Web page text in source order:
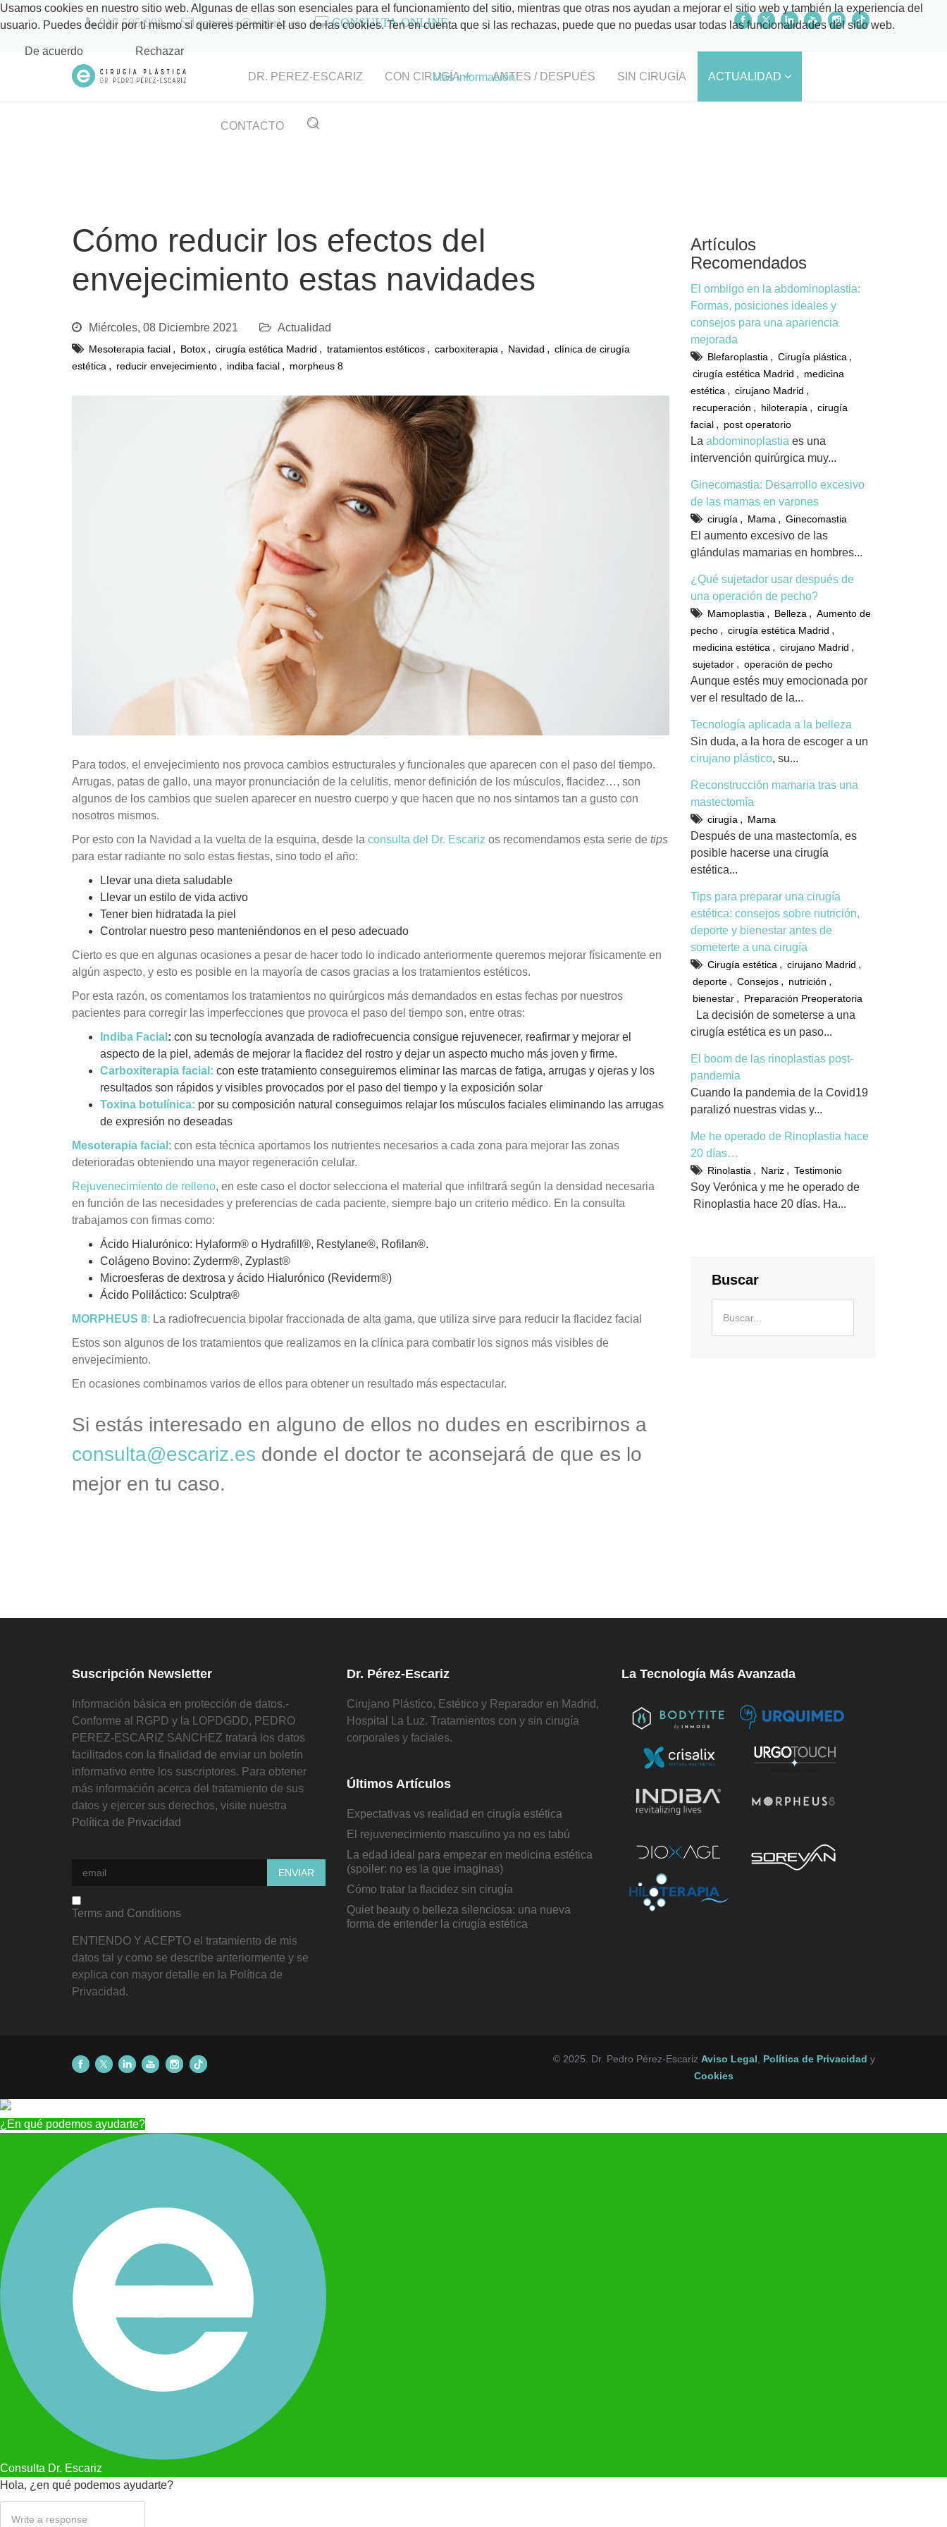
917 505 992 consulta@escariz.es CONSULTA ONLINE
DR. PEREZ-ESCARIZ CON CIRUGÍA ANTES / DESPUÉS SIN CIRUGÍA ACTUALIDAD
CONTACTO
Cómo reducir los efectos del
envejecimiento estas navidades
Miércoles, 08 Diciembre 2021 Actualidad
Mesoterapia facial , Botox , cirugía estética Madrid , tratamientos estéticos , carboxiterapia , Navidad , clínica de cirugía
estética , reducir envejecimiento , indiba facial , morpheus 8
Para todos, el envejecimiento nos provoca cambios estructurales y funcionales que aparecen con el paso del tiempo.
Arrugas, patas de gallo, una mayor pronunciación de la celulitis, menor definición de los músculos, flacidez…, son
algunos de los cambios que suelen aparecer en nuestro cuerpo y que hacen que no nos sintamos tan a gusto con
nosotros mismos.
Por esto con la Navidad a la vuelta de la esquina, desde la consulta del Dr. Escariz os recomendamos esta serie de tips
para estar radiante no solo estas fiestas, sino todo el año:
Llevar una dieta saludable
Llevar un estilo de vida activo
Tener bien hidratada la piel
Controlar nuestro peso manteniéndonos en el peso adecuado
Cierto es que en algunas ocasiones a pesar de hacer todo lo indicado anteriormente queremos mejorar físicamente en
algún aspecto, y esto es posible en la mayoría de casos gracias a los tratamientos estéticos.
Por esta razón, os comentamos los tratamientos no quirúrgicos más demandados en estas fechas por nuestros
pacientes para corregir las imperfecciones que provoca el paso del tiempo son, entre otras:
Indiba Facial : con su tecnología avanzada de radiofrecuencia consigue rejuvenecer, reafirmar y mejorar el
aspecto de la piel, además de mejorar la flacidez del rostro y dejar un aspecto mucho más joven y firme.
Carboxiterapia facial: con este tratamiento conseguiremos eliminar las marcas de fatiga, arrugas y ojeras y los
resultados son rápidos y visibles provocados por el paso del tiempo y la exposición solar
Toxina botulínica: por su composición natural conseguimos relajar los músculos faciales eliminando las arrugas
de expresión no deseadas
Mesoterapia facial : con esta técnica aportamos los nutrientes necesarios a cada zona para mejorar las zonas
deterioradas obteniendo una mayor regeneración celular.
Rejuvenecimiento de relleno, en este caso el doctor selecciona el material que infiltrará según la densidad necesaria
en función de las necesidades y preferencias de cada paciente, siempre bajo un criterio médico. En la consulta
trabajamos con firmas como:
Ácido Hialurónico: Hylaform® o Hydrafill®, Restylane®, Rofilan®.
Colágeno Bovino: Zyderm®, Zyplast®
Microesferas de dextrosa y ácido Hialurónico (Reviderm®)
Ácido Poliláctico: Sculptra®
MORPHEUS 8: La radiofrecuencia bipolar fraccionada de alta gama, que utiliza sirve para reducir la flacidez facial
Estos son algunos de los tratamientos que realizamos en la clínica para combatir los signos más visibles de
envejecimiento.
En ocasiones combinamos varios de ellos para obtener un resultado más espectacular.
Si estás interesado en alguno de ellos no dudes en escribirnos a
consulta@escariz.es donde el doctor te aconsejará de que es lo
mejor en tu caso.
Artículos
Recomendados
El ombligo en la abdominoplastia:
Formas, posiciones ideales y
consejos para una apariencia
mejorada
Blefaroplastia , Cirugía plástica ,
cirugía estética Madrid , medicina
estética , cirujano Madrid ,
recuperación , hiloterapia , cirugía
facial , post operatorio
La abdominoplastia es una
intervención quirúrgica muy...
Ginecomastia: Desarrollo excesivo
de las mamas en varones
cirugía , Mama , Ginecomastia
El aumento excesivo de las
glándulas mamarias en hombres...
¿Qué sujetador usar después de
una operación de pecho?
Mamoplastia , Belleza , Aumento de
pecho , cirugía estética Madrid ,
medicina estética , cirujano Madrid ,
sujetador , operación de pecho
Aunque estés muy emocionada por
ver el resultado de la...
Tecnología aplicada a la belleza
Sin duda, a la hora de escoger a un
cirujano plástico, su...
Reconstrucción mamaria tras una
mastectomía
cirugía , Mama
Después de una mastectomía, es
posible hacerse una cirugía
estética...
Tips para preparar una cirugía
estética: consejos sobre nutrición,
deporte y bienestar antes de
someterte a una cirugía
Cirugía estética , cirujano Madrid ,
deporte , Consejos , nutrición ,
bienestar , Preparación Preoperatoria
La decisión de someterse a una
cirugía estética es un paso...
El boom de las rinoplastias post-
pandemia
Cuando la pandemia de la Covid19
paralizó nuestras vidas y...
Me he operado de Rinoplastia hace
20 días…
Rinolastia , Nariz , Testimonio
Soy Verónica y me he operado de
Rinoplastia hace 20 días. Ha...
Buscar
Suscripción Newsletter
Información básica en protección de datos.-
Conforme al RGPD y la LOPDGDD, PEDRO
PEREZ-ESCARIZ SANCHEZ tratará los datos
facilitados con la finalidad de enviar un boletín
informativo entre los suscriptores. Para obtener
más información acerca del tratamiento de sus
datos y ejercer sus derechos, visite nuestra
Política de Privacidad
Terms and Conditions
ENTIENDO Y ACEPTO el tratamiento de mis
datos tal y como se describe anteriormente y se
explica con mayor detalle en la Política de
Privacidad.
Dr. Pérez-Escariz
Cirujano Plástico, Estético y Reparador en Madrid,
Hospital La Luz. Tratamientos con y sin cirugía
corporales y faciales.
Últimos Artículos
Expectativas vs realidad en cirugía estética
El rejuvenecimiento masculino ya no es tabú
La edad ideal para empezar en medicina estética
(spoiler: no es la que imaginas)
Cómo tratar la flacidez sin cirugía
Quiet beauty o belleza silenciosa: una nueva
forma de entender la cirugía estética
La Tecnología Más Avanzada
© 2025. Dr. Pedro Pérez-Escariz Aviso Legal Política de Privacidad y
Cookies
¿En qué podemos ayudarte?
Consulta Dr. Escariz
Hola, ¿en qué podemos ayudarte?
Usamos cookies en nuestro sitio web. Algunas de ellas son esenciales para el funcionamiento del sitio, mientras que otras nos ayudan a mejorar el sitio web y también la experiencia del
usuario. Puedes decidir por ti mismo si quieres permitir el uso de las cookies. Ten en cuenta que si las rechazas, puede que no puedas usar todas las funcionalidades del sitio web.
De acuerdo Rechazar
Más información